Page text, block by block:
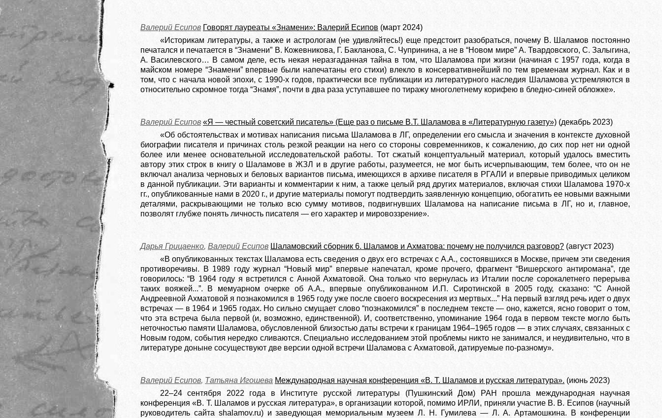
Валерий Есипов Говорят лауреаты «Знамени»: Валерий Есипов (март 2024)
«Историкам литературы, а также и астрологам (не удивляйтесь!) еще предстоит разобраться, почему В. Шаламов постоянно
печатался и печатается в “Знамени” В. Кожевникова, Г. Бакланова, С. Чупринина, а не в “Новом мире” А. Твардовского, С. Залыгина,
А. Василевского… В самом деле, есть некая неразгаданная тайна в том, что Шаламова при жизни (начиная с 1957 года, когда в
майском номере “Знамени” впервые были напечатаны его стихи) влекло в консервативнейший по тем временам журнал. Как и в
том, что с начала новой эпохи, с 1990-х годов, практически все публикации из литературного наследия Шаламова устремляются в
относительно скромное тогда “Знамя”, почти в два раза уступавшее по тиражу многолетнему корифею в бледно-синей обложке».
Валерий Есипов «Я — честный советский писатель» (Еще раз о письме В.Т. Шаламова в «Литературную газету») (декабрь 2023)
«Об обстоятельствах и мотивах написания письма Шаламова в ЛГ, определении его смысла и значения в контексте духовной
биографии писателя и причинах столь резкой реакции на него со стороны современников, к сожалению, до сих пор нет ни одной
более или менее основательной исследовательской работы. Тот сжатый концептуальный материал, который удалось вместить
автору этих строк в книгу о Шаламове в ЖЗЛ и в другие работы, разумеется, не мог быть исчерпывающим, тем более, что он не
включал анализа черновых и беловых вариантов письма, имеющихся в архиве писателя в РГАЛИ и впервые приводимых целиком
в данной публикации. Эти варианты и комментарии к ним, а также целый ряд других материалов, включая стихи Шаламова 1970-х
гг., опубликованные нами в 2020 г., и другие материалы помогут подтвердить заявленную концепцию, обогатить ее новыми важными
деталями, раскрывающими не только всю сумму мотивов, подвигнувших Шаламова на написание письма в ЛГ, но и, главное,
позволят глубже понять личность писателя — его характер и мировоззрение».
Дарья Грицаенко, Валерий Есипов Шаламовский сборник 6. Шаламов и Ахматова: почему не получился разговор? (август 2023)
«В опубликованных текстах Шаламова есть сведения о двух его встречах с А.А., состоявшихся в Москве, причем эти сведения
противоречивы. В 1989 году журнал “Новый мир” впервые напечатал, кроме прочего, фрагмент “Вишерского антиромана”, где
говорилось: “В 1964 году я встретился с Анной Ахматовой. Она только что вернулась из Италии после сорокалетнего перерыва
таких вояжей...”. В мемуарном очерке об А.А., впервые опубликованном И.П. Сиротин­ской в 2005 году, сказано: “С Анной
Андреевной Ахматовой я познакомился в 1965 году уже после своего воскресения из мертвых...” На первый взгляд речь идет о двух
встречах — в 1964 и 1965 годах. Но сильно смущает слово “познакомился” в последнем тексте — оно, кажется, ясно говорит о том,
что эта встреча была первой (и, возможно, единственной). И, соответственно, упоминание 1964 года в первом тексте могло быть
неточностью памяти Шаламова, обусловленной близостью даты встречи к границам 1964–1965 годов — в этих случаях, связанных с
Новым годом, события нередко сливаются. Специально исследованием этой проблемы никто не занимался, и неудивительно, что в
литературе доныне сосуществуют две версии одной встречи Шаламова с Ахматовой, датируемые по-разному».
Валерий Есипов, Татьяна Игошева Международная научная конференция «В. Т. Шаламов и русская литература». (июнь 2023)
22–24 сентября 2022 года в Институте русской литературы (Пушкинский Дом) РАН прошла международная научная
конференция «В. Т. Шаламов и русская литература», в организации которой, помимо ИРЛИ, приняли участие В. В. Есипов (научный
руководитель сайта shalamov.ru) и заведующая мемориальным музеем Л. Н. Гумилева — Л. А. Артамошкина. В конференции